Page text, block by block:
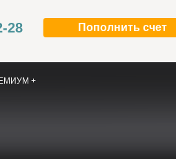
28 Пополнить счет
+